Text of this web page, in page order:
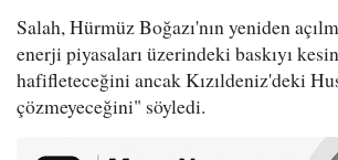
Salah, Hürmüz Boğazı'nın yeniden
enerji piyasaları üzerindeki baskıyı
hafifleteceğini ancak Kızıldeniz'deki
çözmeyeceğini" söyledi.